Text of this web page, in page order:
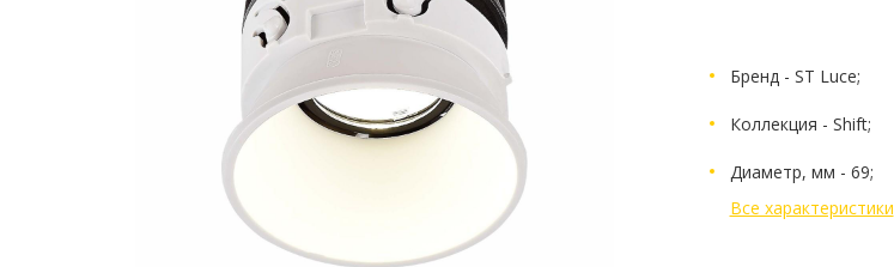
Бренд - ST Luce;
Коллекция - Shift;
Диаметр, мм - 69;
Все характеристики